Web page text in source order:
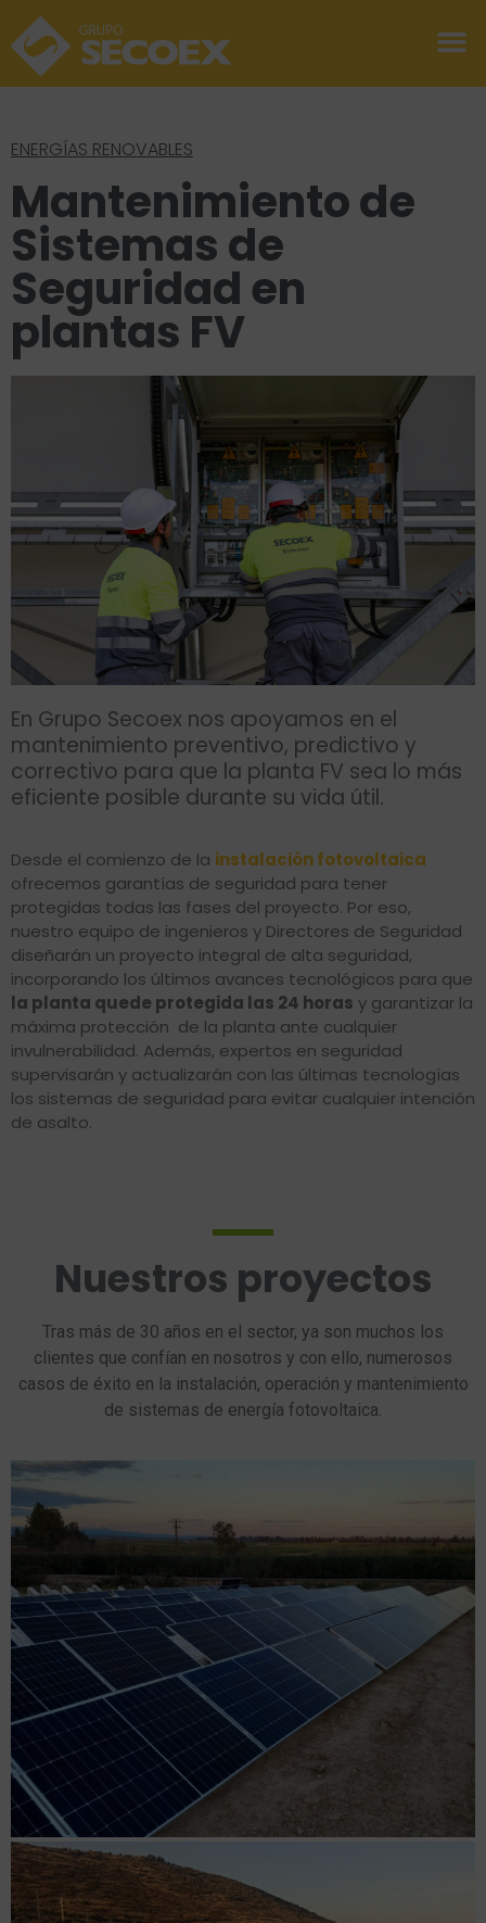
ENERGÍAS RENOVABLES
Mantenimiento de
Sistemas de
Seguridad en
plantas FV
En Grupo Secoex nos apoyamos en el
mantenimiento preventivo, predictivo y
correctivo para que la planta FV sea lo más
eficiente posible durante su vida útil.
Desde el comienzo de la instalación fotovoltaica
ofrecemos garantías de seguridad para tener
protegidas todas las fases del proyecto. Por eso,
nuestro equipo de ingenieros y Directores de Seguridad
diseñarán un proyecto integral de alta seguridad,
incorporando los últimos avances tecnológicos para que
la planta quede protegida las 24 horas y garantizar la
máxima protección de la planta ante cualquier
invulnerabilidad. Además, expertos en seguridad
supervisarán y actualizarán con las últimas tecnologías
los sistemas de seguridad para evitar cualquier intención
de asalto.
Nuestros proyectos
Tras más de 30 años en el sector, ya son muchos los
clientes que confían en nosotros y con ello, numerosos
casos de éxito en la instalación, operación y mantenimiento
de sistemas de energía fotovoltaica.